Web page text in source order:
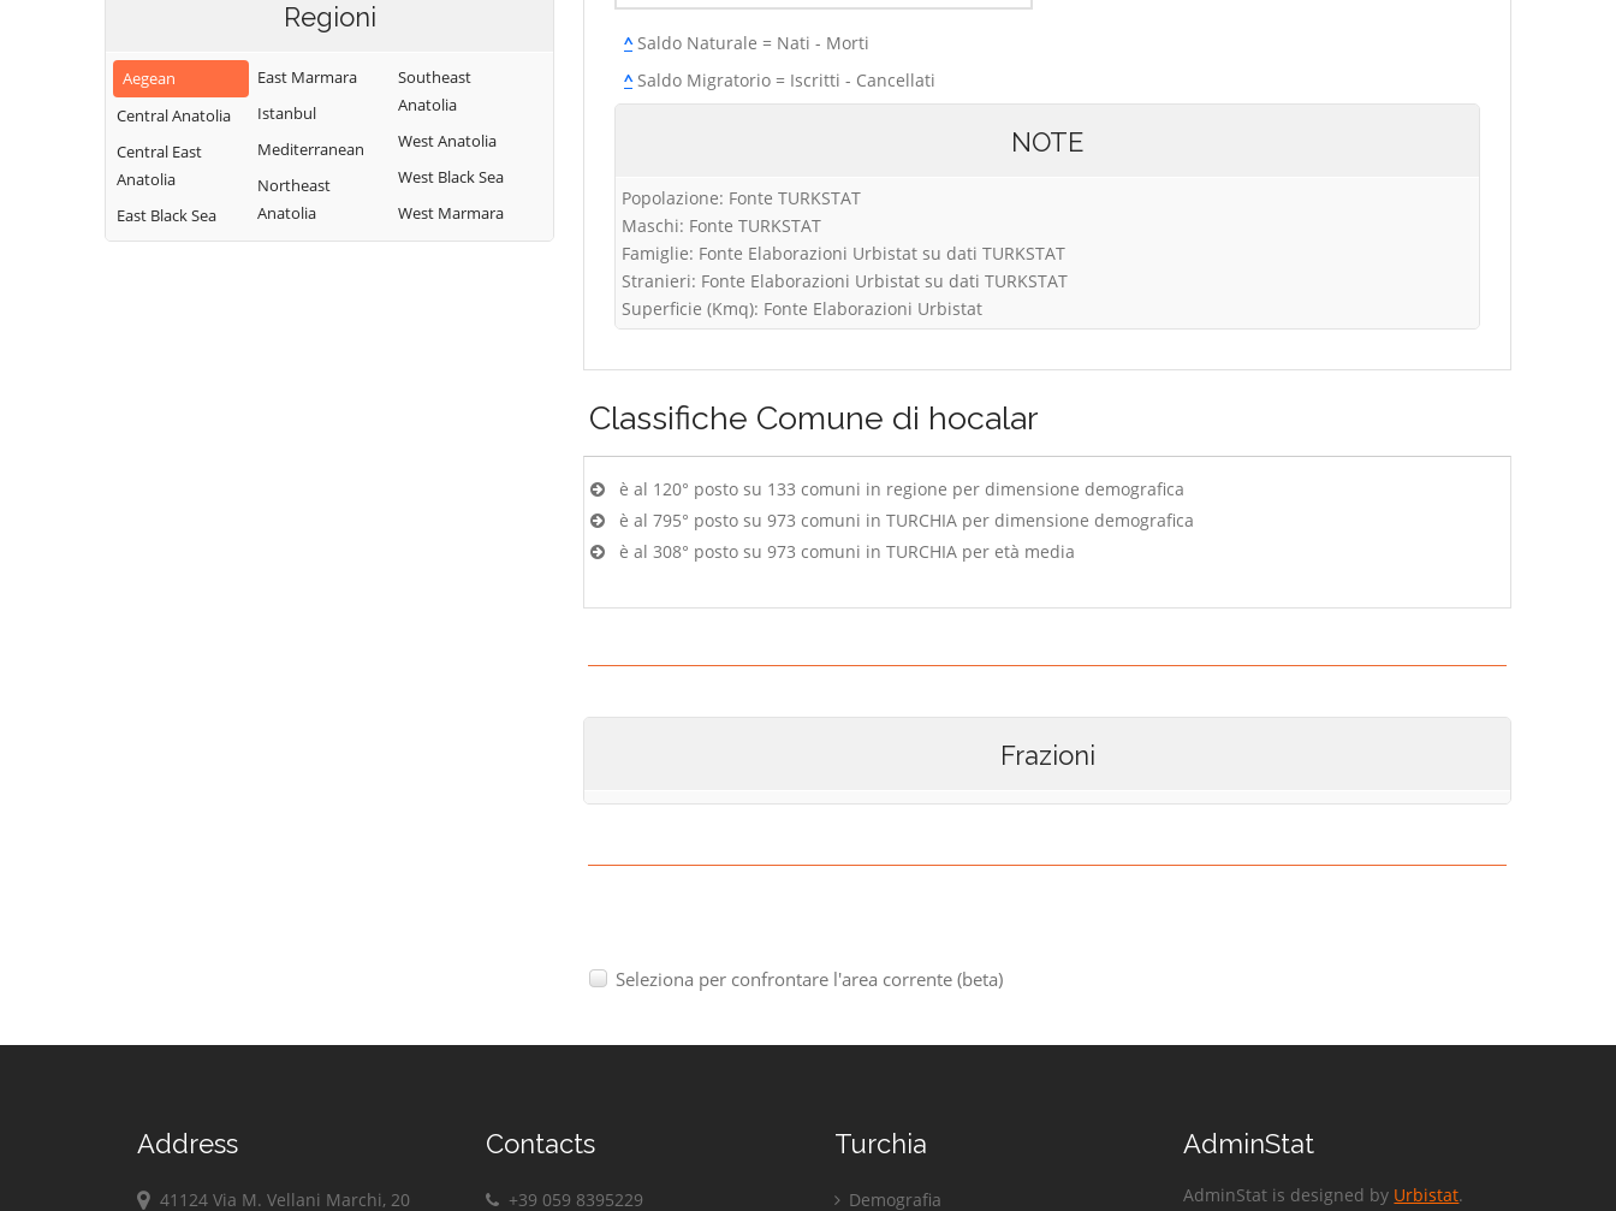
Regioni
Aegean
Central Anatolia
Central East
Anatolia
East Black Sea
East Marmara
Istanbul
Mediterranean
Northeast
Anatolia
Southeast
Anatolia
West Anatolia
West Black Sea
West Marmara
^Saldo Naturale = Nati - Morti
^Saldo Migratorio = Iscritti - Cancellati
NOTE
Popolazione: Fonte TURKSTAT
Maschi: Fonte TURKSTAT
Famiglie: Fonte Elaborazioni Urbistat su dati TURKSTAT
Stranieri: Fonte Elaborazioni Urbistat su dati TURKSTAT
Superficie (Kmq): Fonte Elaborazioni Urbistat
Classifiche Comune di hocalar
è al 120° posto su 133 comuni in regione per dimensione demografica
è al 795° posto su 973 comuni in TURCHIA per dimensione demografica
è al 308° posto su 973 comuni in TURCHIA per età media
Frazioni
Seleziona per confrontare l'area corrente (beta)
Address
41124 Via M. Vellani Marchi, 20
Contacts
+39 059 8395229
Turchia
Demografia
AdminStat
AdminStat is designed by Urbistat.